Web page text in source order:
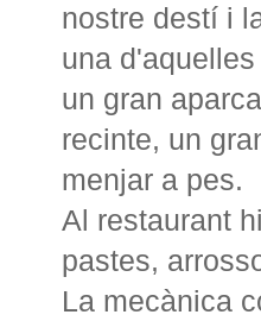
nostre destí i
una
un gran
recinte, un
menjar a pes.
Al restaurant
pastes,
La mecànica